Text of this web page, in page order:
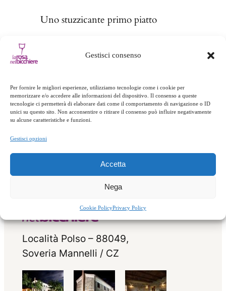
Gestisci consenso
Per fornire le migliori esperienze, utilizziamo tecnologie come i cookie per
memorizzare e/o accedere alle informazioni del dispositivo. Il consenso a queste
tecnologie ci permetterà di elaborare dati come il comportamento di navigazione o ID
unici su questo sito. Non acconsentire o ritirare il consenso può influire negativamente
su alcune caratteristiche e funzioni.
Gestisci opzioni
Accetta
Nega
Cookie PolicyPrivacy Policy
Uno stuzzicante primo piatto
Ingredienti 300 g di pasta corta 250 g di tonno fresco 250 g. di
pomodori pelati 30 g. di ’nduja 1 cipolla media 1 bicchiere di
vino bianco secco 2 rametti di prezzemolo 1 pizzico di origano
tegame con olio e la cipolla tritata, fatela…
Località Polso – 88049,
Soveria Mannelli / CZ